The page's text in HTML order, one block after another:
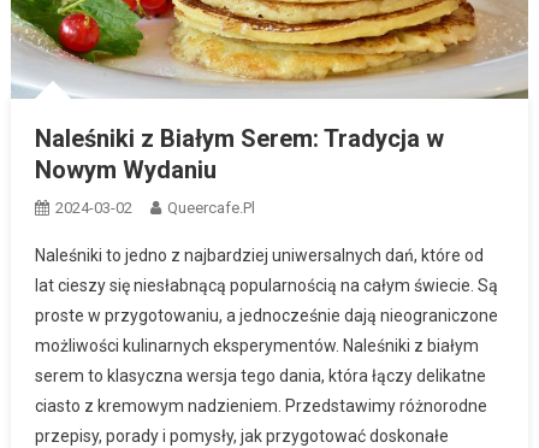
Naleśniki z Białym Serem: Tradycja w
Nowym Wydaniu
2024-03-02 Queercafe.pl
Naleśniki to jedno z najbardziej uniwersalnych dań, które od
lat cieszy się niesłabnącą popularnością na całym świecie. Są
proste w przygotowaniu, a jednocześnie dają nieograniczone
możliwości kulinarnych eksperymentów. Naleśniki z białym
serem to klasyczna wersja tego dania, która łączy delikatne
ciasto z kremowym nadzieniem. Przedstawimy różnorodne
przepisy, porady i pomysły, jak przygotować doskonałe